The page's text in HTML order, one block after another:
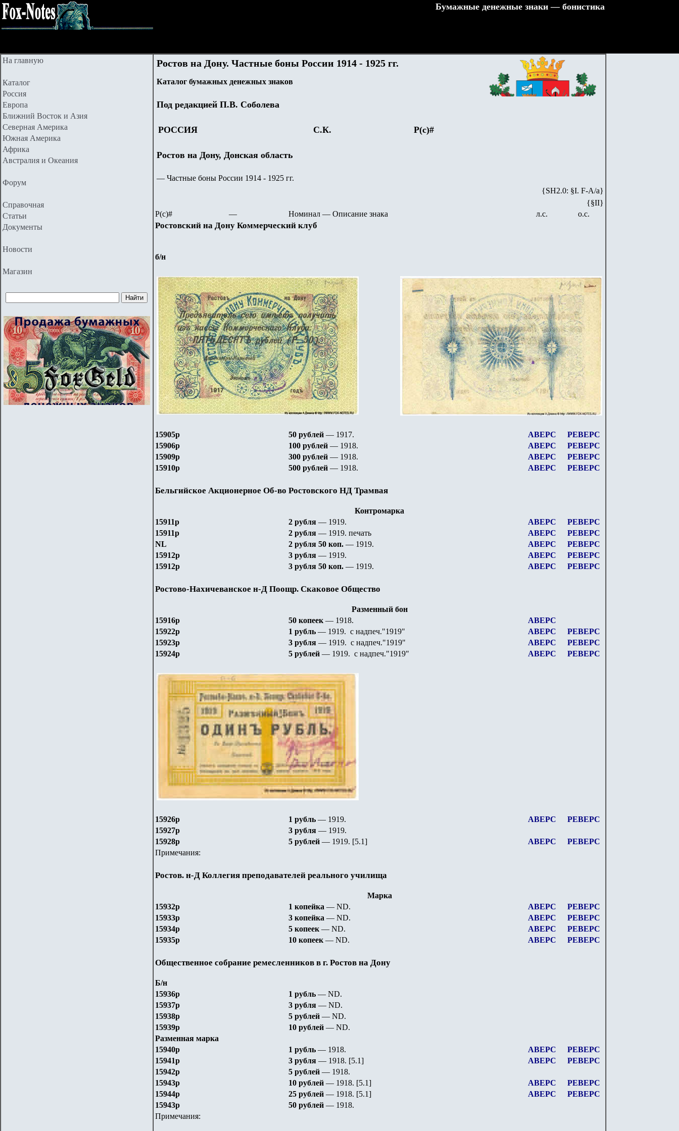
Бумажные денежные знаки — бонистика
На главную
Каталог
Россия
Европа
Ближний Восток и Азия
Северная Америка
Южная Америка
Африка
Австралия и Океания
Форум
Справочная
Статьи
Документы
Новости
Магазин
Ростов на Дону. Частные боны России 1914 - 1925 гг.
Каталог бумажных денежных знаков
Под редакцией П.В. Соболева
РОССИЯ С.К. Р(с)#
Ростов на Дону, Донская область
— Частные боны России 1914 - 1925 гг.
{SH2.0: §I. F-А/а}
{§II}
Р(с)#
— Номинал — Описание знака л.с. о.с.
Ростовский на Дону Коммерческий клуб
б/н
15905р 50 рублей — 1917. АВЕРС
РЕВЕРС
15906р 100 рублей — 1918. АВЕРС
РЕВЕРС
15909р 300 рублей — 1918. АВЕРС
РЕВЕРС
15910р 500 рублей — 1918. АВЕРС РЕВЕРС
Бельгийское Акционерное Об-во Ростовского НД Трамвая
Контромарка
15911р 2 рубля — 1919. АВЕРС
РЕВЕРС
15911р 2 рубля — 1919. печать АВЕРС
РЕВЕРС
NL
2 рубля 50 коп. — 1919. АВЕРС
РЕВЕРС
15912р 3 рубля — 1919. АВЕРС
РЕВЕРС
15912р 3 рубля 50 коп. — 1919. АВЕРС РЕВЕРС
Ростово-Нахичеванское н-Д Поощр. Скаковое Общество
Разменный бон
15916р
50 копеек — 1918.
АВЕРС
15922р 1 рубль — 1919. с надпеч."1919" АВЕРС
РЕВЕРС
15923р 3 рубля — 1919. с надпеч."1919" АВЕРС
РЕВЕРС
15924р 5 рублей — 1919. с надпеч."1919" АВЕРС РЕВЕРС
15926р 1 рубль — 1919. АВЕРС
РЕВЕРС
15927р 3 рубля — 1919.
15928р 5 рублей — 1919. [5.1] АВЕРС
РЕВЕРС
Примечания:
Ростов. н-Д Коллегия преподавателей реального училища
Марка
15932р 1 копейка — ND. АВЕРС
РЕВЕРС
15933р 3 копейка — ND. АВЕРС
РЕВЕРС
15934р 5 копеек — ND. АВЕРС
РЕВЕРС
15935р 10 копеек — ND. АВЕРС РЕВЕРС
Общественное собрание ремесленников в г. Ростов на Дону
Б/н
15936р
1 рубль — ND.
15937р
3 рубля — ND.
15938р
5 рублей — ND.
15939р
10 рублей — ND.
Разменная марка
15940р 1 рубль — 1918. АВЕРС
РЕВЕРС
15941р
3 рубля — 1918. [5.1] АВЕРС
РЕВЕРС
15942р
5 рублей — 1918.
15943р
10 рублей — 1918. [5.1] АВЕРС
РЕВЕРС
15944р
25 рублей — 1918. [5.1] АВЕРС
РЕВЕРС
15943р
50 рублей — 1918.
Примечания: